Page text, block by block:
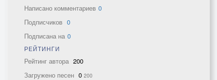
Написано комментариев 0
Подписчиков 0
Подписана на 0
РЕЙТИНГИ
Рейтинг автора 200
Загружено песен 0 200